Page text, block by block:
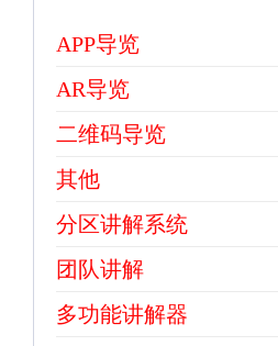
APP导览
AR导览
二维码导览
其他
分区讲解系统
团队讲解
多功能讲解器